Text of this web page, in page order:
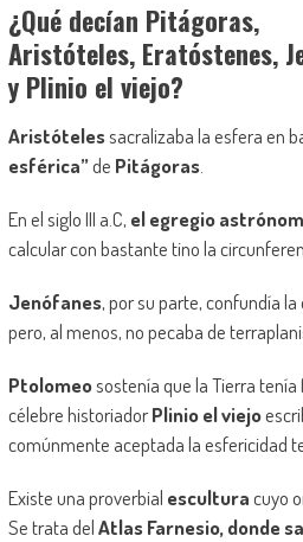
¿Qué decían Pitágoras,
Aristóteles, Eratóstenes,
y Plinio el viejo?
Aristótelessacralizaba la esfera en
esférica”de Pitágoras.
En el siglo III a.C, el egregio
calcular con bastante tino la
Jenófanes, por su parte, confundía
pero, al menos, no pecaba de
Ptolomeosostenía que la Tierra
célebre historiadorPlinio el viejo
comúnmente aceptada la esfericidad
Existe una proverbial esculturacuyo
Se trata delAtlas Farnesio, donde